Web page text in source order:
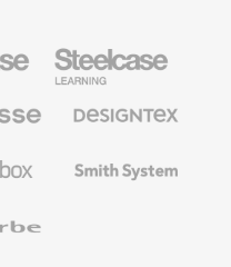
Education
Möbel
Textilien
System